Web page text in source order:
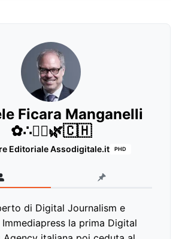
Ficara Manganelli
✿∴♛🌿🇨🇭
Editoriale Assodigitale.it PHD
di Digital Journalism e
la prima Digital